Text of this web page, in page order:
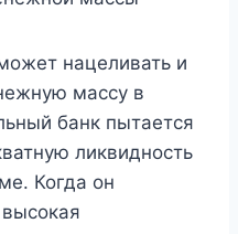
нацеливать и
массу в
банк пытается
ликвидность
Когда он
высокая